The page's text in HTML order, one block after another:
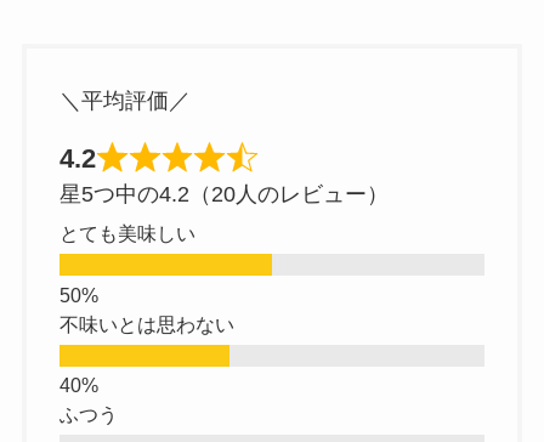
＼平均評価／
4.2
星5つ中の4.2（20人のレビュー）
とても美味しい
不味いとは思わない
ふつう